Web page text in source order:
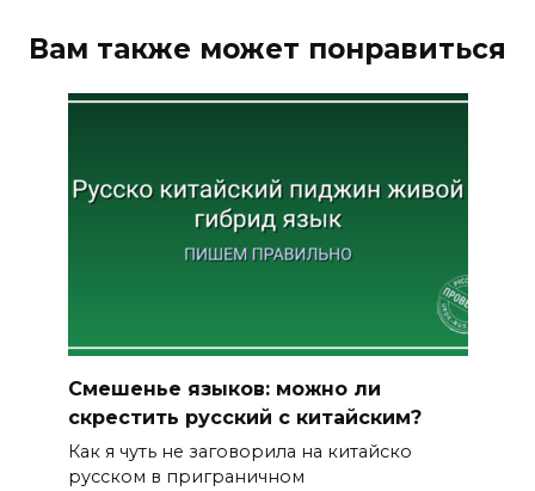
Вам также может понравиться
Смешенье языков: можно ли
скрестить русский с китайским?
Как я чуть не заговорила на китайско
русском в приграничном